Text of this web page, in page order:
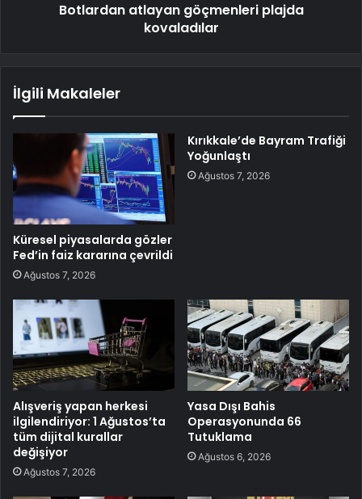
Botlardan atlayan göçmenleri plajda
kovaladılar
İlgili Makaleler
Küresel piyasalarda gözler
Fed’in faiz kararına çevrildi
Ağustos 7, 2026
Kırıkkale’de Bayram Trafiği
Yoğunlaştı
Ağustos 7, 2026
Alışveriş yapan herkesi
ilgilendiriyor: 1 Ağustos’ta
tüm dijital kurallar
değişiyor
Ağustos 7, 2026
Yasa Dışı Bahis
Operasyonunda 66
Tutuklama
Ağustos 6, 2026